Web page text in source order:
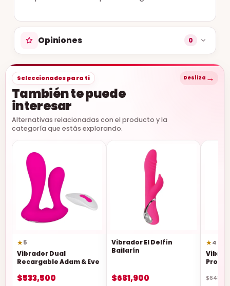
Opiniones 0
Seleccionados para ti
También te puede
interesar
Alternativas relacionadas con el producto y la
categoría que estás explorando.
Desliza →
★5
Vibrador Dual
Recargable Adam & Eve
$533,500
Vibrador El Delfín
Bailarín
$681,900
★4